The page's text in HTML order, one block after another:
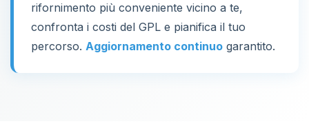
rifornimento più conveniente vicino a te,
confronta i costi del GPL e pianifica il tuo
percorso. Aggiornamento continuo garantito.